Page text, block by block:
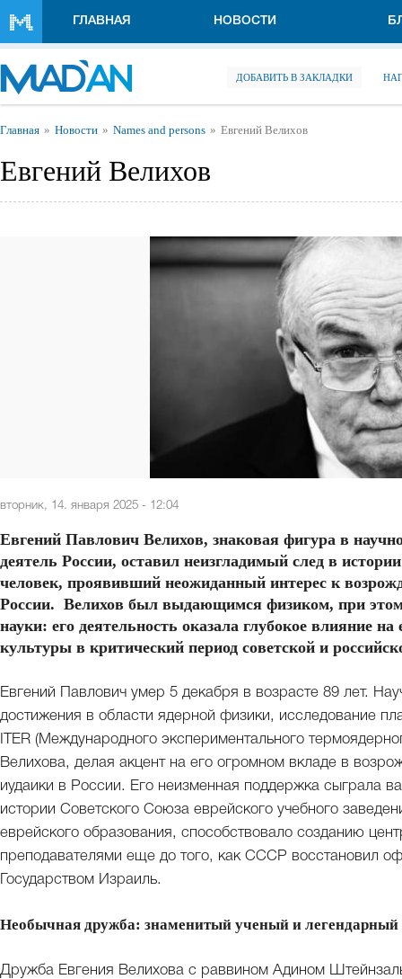
ГЛАВНАЯ НОВОСТИ
ДОБАВИТЬ В ЗАКЛАДКИ
Вы здесь
Главная Новости Names and persons Евгений Велихов
Евгений Велихов
вторник, 14. января 2025 - 12:04
Евгений Павлович Велихов, знаковая фигура в
деятель России, оставил неизгладимый след в
человек, проявивший неожиданный интерес к
России. Велихов был выдающимся физиком, при этом
науки: его деятельность оказала глубокое влияние
культуры в критический период советской и
Евгений Павлович умер 5 декабря в возрасте 89 лет.
достижения в области ядерной физики, исследование
ITER (Международного экспериментального
Велихова, делая акцент на его огромном вкладе в
иудаики в России. Его неизменная поддержка сыграла
истории Советского Союза еврейского учебного
еврейского образования, способствовало созданию
преподавателями еще до того, как СССР восстановил
Государством Израиль.
Необычная дружба: знаменитый ученый и легендарный
Дружба Евгения Велихова с раввином Адином